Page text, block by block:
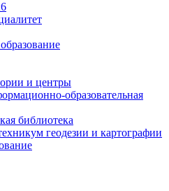
и центры
образовательная
библиотека
геодезии и картографии